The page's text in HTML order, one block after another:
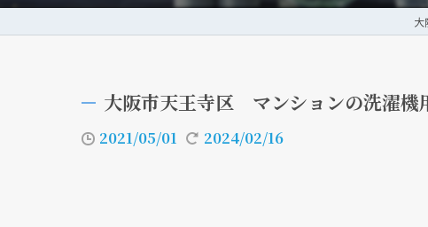
大
大阪市天王寺区 マンションの洗濯機
2021/05/01 2024/02/16